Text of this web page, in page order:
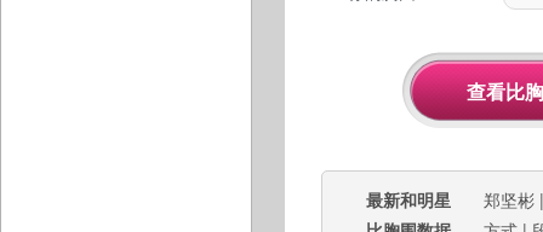
最新和明星
郑坚彬